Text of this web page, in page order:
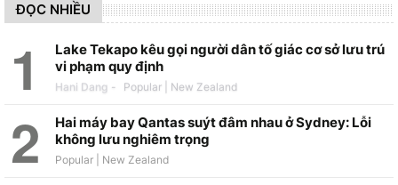
ĐỌC NHIỀU
Lake Tekapo kêu gọi người dân tố giác cơ sở lưu trú
vi phạm quy định
Hani Dang -
Hai máy bay Qantas suýt đâm nhau ở Sydney: Lỗi
không lưu nghiêm trọng